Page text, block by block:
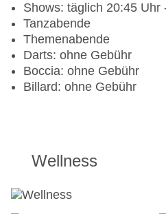
Bei All Inclusive inklusive
Bogenschießen,
Beachvolleyball,
Tennis: Ascheplatz
Shows: täglich 20:45 Uhr
Tanzabende
Themenabende
Darts: ohne Gebühr
Boccia: ohne Gebühr
Billard: ohne Gebühr
Wellness